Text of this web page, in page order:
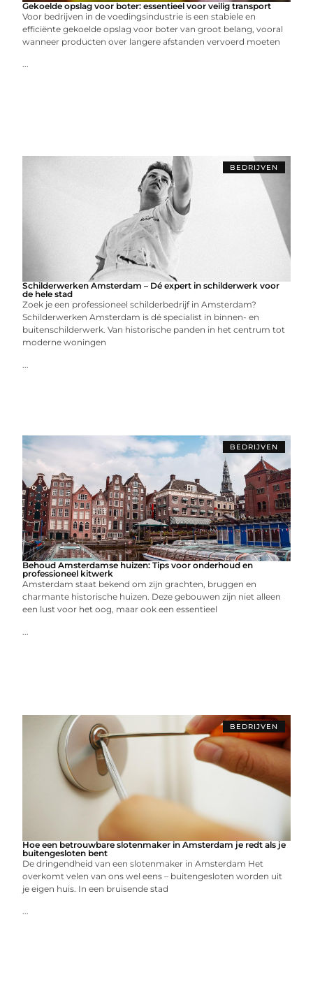
Gekoelde opslag voor boter: essentieel voor veilig transport
Voor bedrijven in de voedingsindustrie is een stabiele en
efficiënte gekoelde opslag voor boter van groot belang, vooral
wanneer producten over langere afstanden vervoerd moeten
...
BEDRIJVEN
Schilderwerken Amsterdam – Dé expert in schilderwerk voor
de hele stad
Zoek je een professioneel schilderbedrijf in Amsterdam?
Schilderwerken Amsterdam is dé specialist in binnen- en
buitenschilderwerk. Van historische panden in het centrum tot
moderne woningen
...
BEDRIJVEN
Behoud Amsterdamse huizen: Tips voor onderhoud en
professioneel kitwerk
Amsterdam staat bekend om zijn grachten, bruggen en
charmante historische huizen. Deze gebouwen zijn niet alleen
een lust voor het oog, maar ook een essentieel
...
BEDRIJVEN
Hoe een betrouwbare slotenmaker in Amsterdam je redt als je
buitengesloten bent
De dringendheid van een slotenmaker in Amsterdam Het
overkomt velen van ons wel eens – buitengesloten worden uit
je eigen huis. In een bruisende stad
...